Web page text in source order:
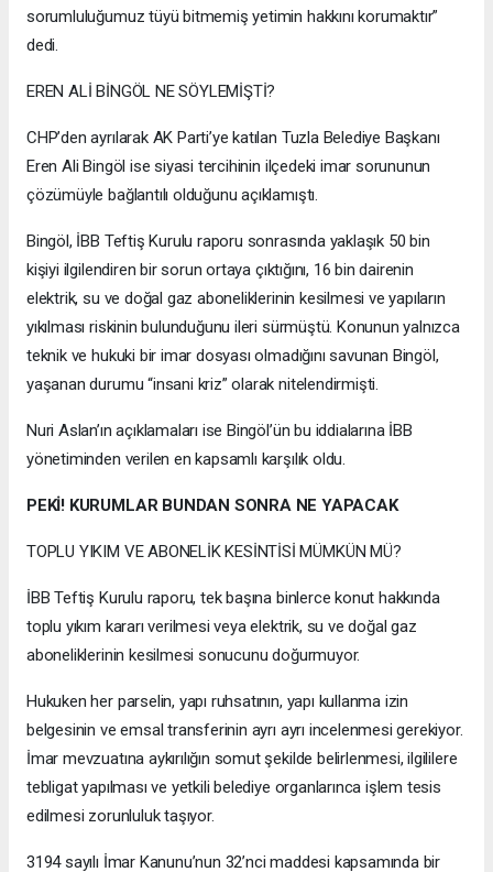
sorumluluğumuz tüyü bitmemiş yetimin hakkını korumaktır”
dedi.
EREN ALİ BİNGÖL NE SÖYLEMİŞTİ?
CHP’den ayrılarak AK Parti’ye katılan Tuzla Belediye Başkanı
Eren Ali Bingöl ise siyasi tercihinin ilçedeki imar sorununun
çözümüyle bağlantılı olduğunu açıklamıştı.
Bingöl, İBB Teftiş Kurulu raporu sonrasında yaklaşık 50 bin
kişiyi ilgilendiren bir sorun ortaya çıktığını, 16 bin dairenin
elektrik, su ve doğal gaz aboneliklerinin kesilmesi ve yapıların
yıkılması riskinin bulunduğunu ileri sürmüştü. Konunun yalnızca
teknik ve hukuki bir imar dosyası olmadığını savunan Bingöl,
yaşanan durumu “insani kriz” olarak nitelendirmişti.
Nuri Aslan’ın açıklamaları ise Bingöl’ün bu iddialarına İBB
yönetiminden verilen en kapsamlı karşılık oldu.
PEKİ! KURUMLAR BUNDAN SONRA NE YAPACAK
TOPLU YIKIM VE ABONELİK KESİNTİSİ MÜMKÜN MÜ?
İBB Teftiş Kurulu raporu, tek başına binlerce konut hakkında
toplu yıkım kararı verilmesi veya elektrik, su ve doğal gaz
aboneliklerinin kesilmesi sonucunu doğurmuyor.
Hukuken her parselin, yapı ruhsatının, yapı kullanma izin
belgesinin ve emsal transferinin ayrı ayrı incelenmesi gerekiyor.
İmar mevzuatına aykırılığın somut şekilde belirlenmesi, ilgililere
tebligat yapılması ve yetkili belediye organlarınca işlem tesis
edilmesi zorunluluk taşıyor.
3194 sayılı İmar Kanunu’nun 32’nci maddesi kapsamında bir